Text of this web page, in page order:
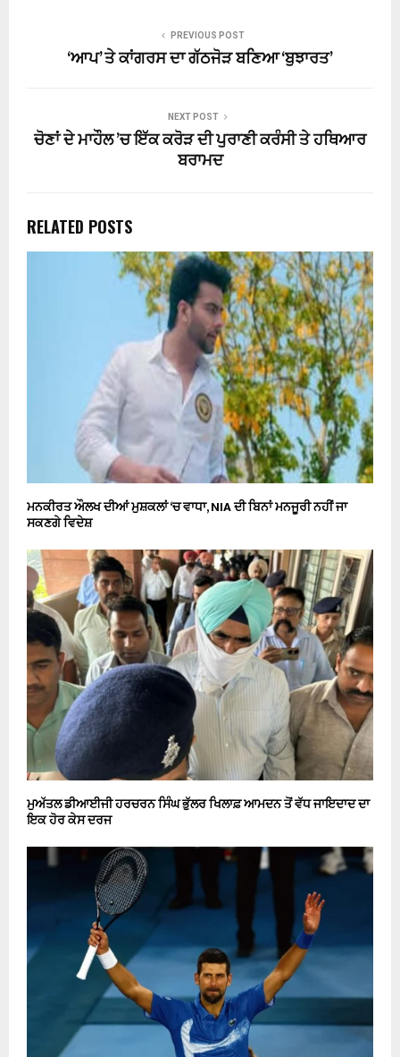
PREVIOUS POST
‘ਆਪ’ ਤੇ ਕਾਂਗਰਸ ਦਾ ਗੱਠਜੋੜ ਬਣਿਆ ‘ਬੁਝਾਰਤ’
NEXT POST
ਚੋਣਾਂ ਦੇ ਮਾਹੌਲ ’ਚ ਇੱਕ ਕਰੋੜ ਦੀ ਪੁਰਾਣੀ ਕਰੰਸੀ ਤੇ ਹਥਿਆਰ
ਬਰਾਮਦ
RELATED POSTS
ਮਨਕੀਰਤ ਔਲਖ ਦੀਆਂ ਮੁਸ਼ਕਲਾਂ ‘ਚ ਵਾਧਾ, NIA ਦੀ ਬਿਨਾਂ ਮਨਜੂਰੀ ਨਹੀਂ ਜਾ
ਸਕਣਗੇ ਵਿਦੇਸ਼
ਮੁਅੱਤਲ ਡੀਆਈਜੀ ਹਰਚਰਨ ਸਿੰਘ ਭੁੱਲਰ ਖਿਲਾਫ਼ ਆਮਦਨ ਤੋਂ ਵੱਧ ਜਾਇਦਾਦ ਦਾ
ਇਕ ਹੋਰ ਕੇਸ ਦਰਜ